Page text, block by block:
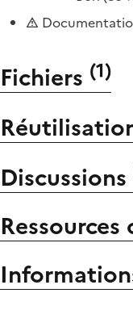
Fichiers (1)
Discussions